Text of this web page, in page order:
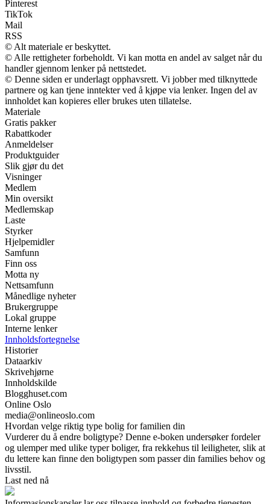
Pinterest
TikTok
Mail
RSS
© Alt materiale er beskyttet.
© Alle rettigheter forbeholdt. Vi kan motta en andel av salget når du
handler gjennom lenker på nettstedet.
© Denne siden er underlagt opphavsrett. Vi jobber med tilknyttede
partnere og kan tjene inntekter ved å kjøpe via lenker. Ingen del av
innholdet kan kopieres eller brukes uten tillatelse.
Materiale
Gratis pakker
Rabattkoder
Anmeldelser
Produktguider
Slik gjør du det
Visninger
Medlem
Min oversikt
Medlemskap
Laste
Styrker
Hjelpemidler
Samfunn
Finn oss
Motta ny
Nettsamfunn
Månedlige nyheter
Brukergruppe
Lokal gruppe
Interne lenker
Innholdsfortegnelse
Historier
Dataarkiv
Skrivehjørne
Innholdskilde
Blogghuset.com
Online Oslo
media@onlineoslo.com
Hvordan velge riktig type bolig for familien din
Vurderer du å endre boligtype? Denne e-boken undersøker fordeler
og ulemper med ulike typer boliger, fra rekkehus til leiligheter, slik at
du lettere kan finne den boligtypen som passer din families behov og
livsstil.
Last ned nå